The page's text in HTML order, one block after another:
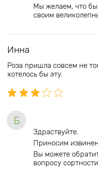
Мы желаем, что бы
своим
Инна
Роза пришла совсем не
хотелось бы эту.
Б
Здраствуйте.
Приносим
Вы можете
вопросу